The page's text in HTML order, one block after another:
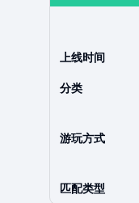
上线时间
分类
游玩方式
匹配类型